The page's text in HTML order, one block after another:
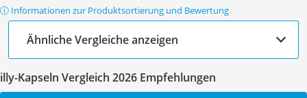
ⓘ Informationen zur Produktsortierung und Bewertung
Ähnliche Vergleiche anzeigen
illy-Kapseln Vergleich 2026 Empfehlungen